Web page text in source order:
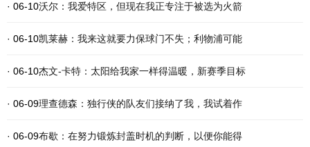
· 06-10沃尔：我爱特区，但现在我正专注于被选为火箭
· 06-10凯莱赫：我来这就要力保球门不失；利物浦可能
· 06-10杰文-卡特：太阳给我家一样得温暖，新赛季目标
· 06-09理查德森：独行侠的队友们接纳了我，我试着作
· 06-09布歇：在努力锻炼封盖时机的判断，以便你能得